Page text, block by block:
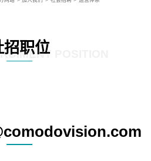
招职位POSITION